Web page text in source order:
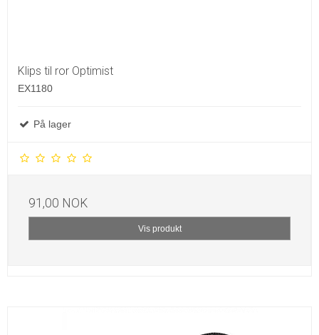
Klips til ror Optimist
EX1180
På lager
91,00 NOK
Vis produkt